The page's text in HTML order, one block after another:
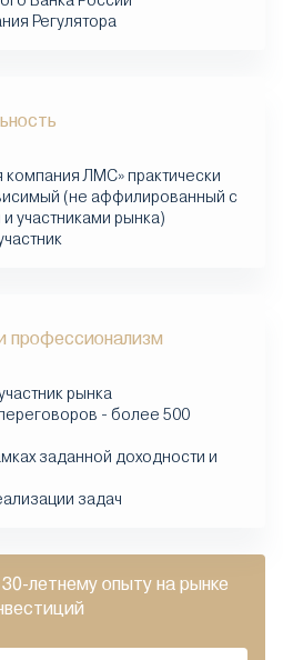
Регулятора
ЛМС» практически
(не аффилированный с
и участниками рынка)
профессионализм
рынка
- более 500
заданной доходности и
задач
летнему опыту на рынке